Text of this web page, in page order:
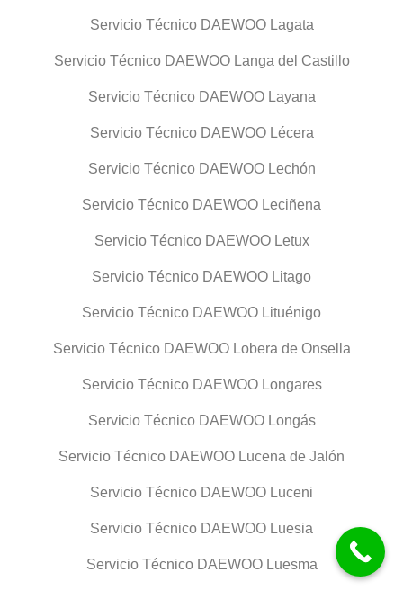
Servicio Técnico DAEWOO Lagata
Servicio Técnico DAEWOO Langa del Castillo
Servicio Técnico DAEWOO Layana
Servicio Técnico DAEWOO Lécera
Servicio Técnico DAEWOO Lechón
Servicio Técnico DAEWOO Leciñena
Servicio Técnico DAEWOO Letux
Servicio Técnico DAEWOO Litago
Servicio Técnico DAEWOO Lituénigo
Servicio Técnico DAEWOO Lobera de Onsella
Servicio Técnico DAEWOO Longares
Servicio Técnico DAEWOO Longás
Servicio Técnico DAEWOO Lucena de Jalón
Servicio Técnico DAEWOO Luceni
Servicio Técnico DAEWOO Luesia
Servicio Técnico DAEWOO Luesma